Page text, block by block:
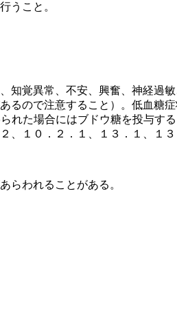
うこと。
覚異常、不安、興奮、神経過敏
ので注意すること）。低血糖症
れた場合にはブドウ糖を投与する
１０．２．１、１３．１、１３
らわれることがある。